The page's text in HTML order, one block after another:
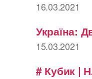
16.03.2021
Україна:
15.03.2021
# Кубик |